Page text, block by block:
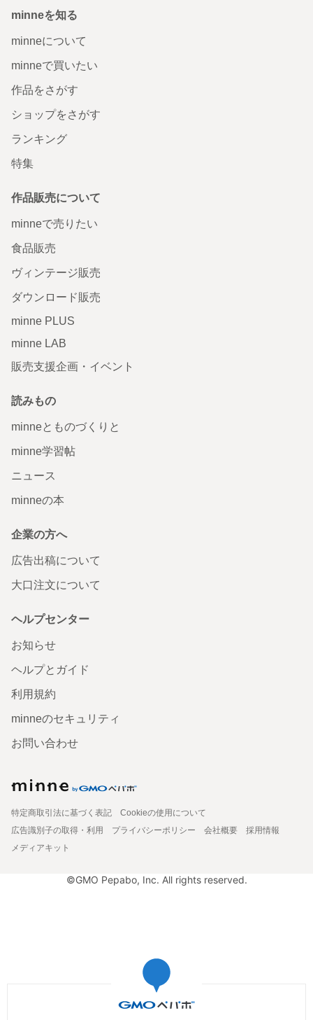
minneを知る
minneについて
minneで買いたい
作品をさがす
ショップをさがす
ランキング
特集
作品販売について
minneで売りたい
食品販売
ヴィンテージ販売
ダウンロード販売
minne PLUS
minne LAB
販売支援企画・イベント
読みもの
minneとものづくりと
minne学習帖
ニュース
minneの本
企業の方へ
広告出稿について
大口注文について
ヘルプセンター
お知らせ
ヘルプとガイド
利用規約
minneのセキュリティ
お問い合わせ
特定商取引法に基づく表記
Cookieの使用について
広告識別子の取得・利用
プライバシーポリシー 会社概要
採用情報
メディアキット
©GMO Pepabo, Inc. All rights reserved.